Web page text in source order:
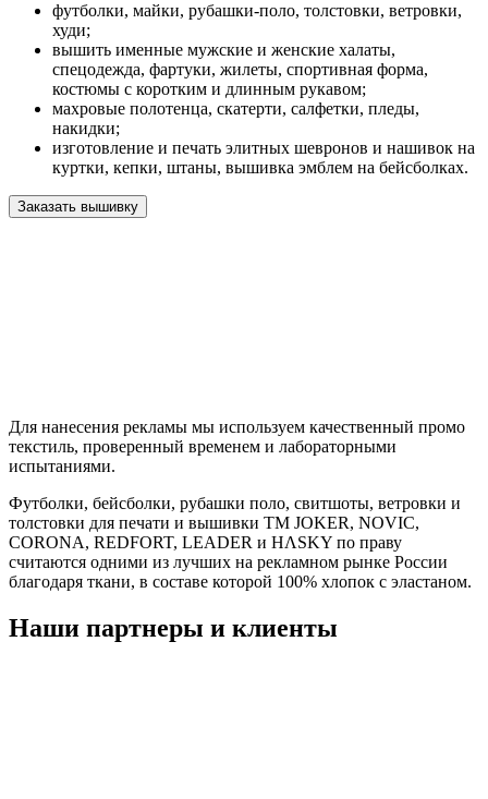
футболки, майки, рубашки-поло, толстовки, ветровки,
худи;
вышить именные мужские и женские халаты,
спецодежда, фартуки, жилеты, спортивная форма,
костюмы с коротким и длинным рукавом;
махровые полотенца, скатерти, салфетки, пледы,
накидки;
изготовление и печать элитных шевронов и нашивок на
куртки, кепки, штаны, вышивка эмблем на бейсболках.
Заказать вышивку
Для нанесения рекламы мы используем качественный промо
текстиль, проверенный временем и лабораторными
испытаниями.
Футболки, бейсболки, рубашки поло, свитшоты, ветровки и
толстовки для печати и вышивки TM JOKER, NOVIC,
CORONA, REDFORT, LEADER и HΛSKY по праву
считаются одними из лучших на рекламном рынке России
благодаря ткани, в составе которой 100% хлопок с эластаном.
Наши партнеры и клиенты